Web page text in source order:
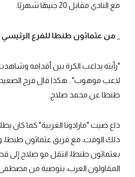
مع النادي مقابل 20 جنيهًا شهريًا.
_ من عثماثون طنطا للفرع
"رأيته يداعب الكرة بين أقدامه
لاعب موهوب".. هكذا قال فرج
طنطا عن محمد صلاح.
ذاع صيت "مارادونا الغربية" كما كان
بعثماثون طنطا، انتقل مو صلاح إلى
المقاولون العرب، بتوصية من مصطفى